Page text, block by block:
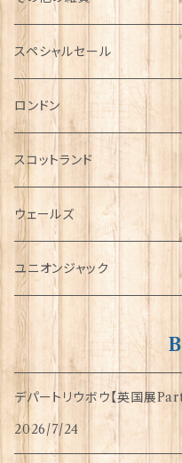
ミニカー
チャーム
犬グッズ
傘
指貫(シンブル)
スペシャルセール
ロンドン
スコットランド
ウェールズ
ユニオンジャック
デパートリウボウ【英国展
2026/7/24